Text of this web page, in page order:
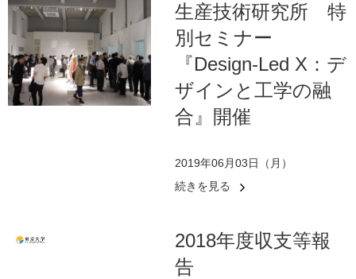
生産技術研究所 特
別セミナー
『Design-Led X：デ
ザインと工学の融
合』開催
2019年06月03日（月）
続きを見る
2018年度収支等報
告